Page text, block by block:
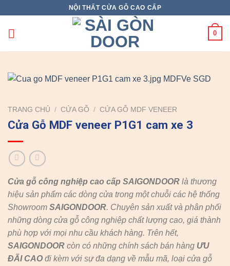
content
NỘI THẤT CỬA GỖ CAO CẤP
0
TRANG CHỦ / CỬA GỖ / CỬA GỖ MDF VENEER
Cửa Gỗ MDF veneer P1G1 cam xe 3
Cửa gỗ công nghiệp cao cấp SAIGONDOOR là thương
hiệu sản phẩm các dòng cửa trong một chuỗi các hệ thống
Showroom SAIGONDOOR. Chuyên sản xuất và phân phối
những dòng cửa gỗ công nghiệp chất lượng cao, giá thành
phù hợp với mọi nhu cầu khách hàng. Trên hết,
SAIGONDOOR còn có những chính sách bán hàng ƯU
ĐÃI CAO đi kèm với sự đa dạng về mẫu mã, loại cửa gỗ